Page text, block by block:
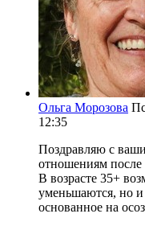
Ольга Морозова
12:35
Поздравляю с
отношениям после
В возрасте 35+
уменьшаются, но и
основанное на